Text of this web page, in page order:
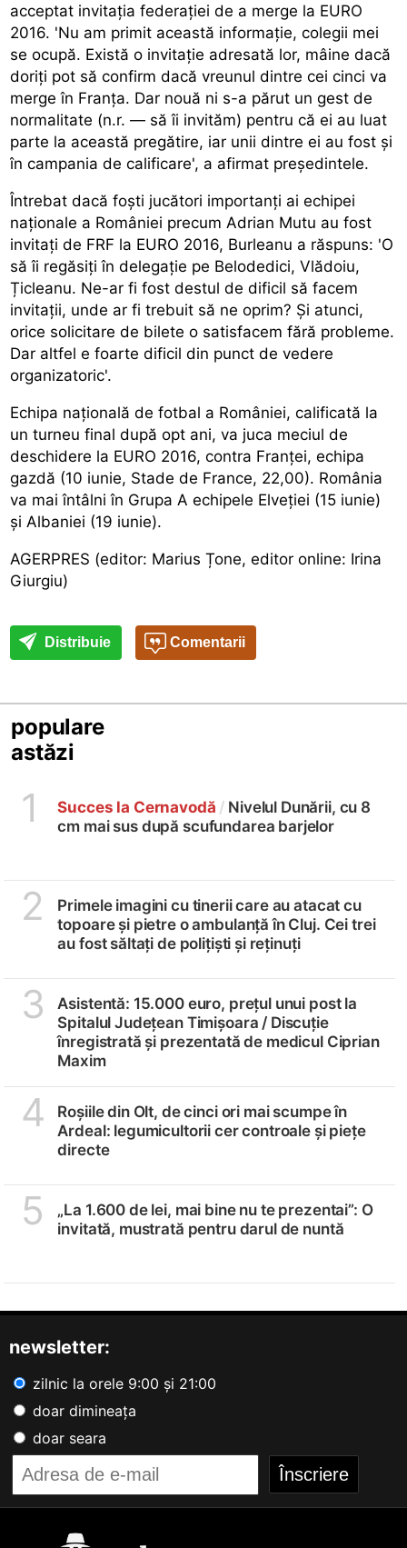
acceptat invitația federației de a merge la EURO
2016. 'Nu am primit această informație, colegii mei
se ocupă. Există o invitație adresată lor, mâine dacă
doriți pot să confirm dacă vreunul dintre cei cinci va
merge în Franța. Dar nouă ni s-a părut un gest de
normalitate (n.r. — să îi invităm) pentru că ei au luat
parte la această pregătire, iar unii dintre ei au fost și
în campania de calificare', a afirmat președintele.
Întrebat dacă foști jucători importanți ai echipei
naționale a României precum Adrian Mutu au fost
invitați de FRF la EURO 2016, Burleanu a răspuns: 'O
să îi regăsiți în delegație pe Belodedici, Vlădoiu,
Țicleanu. Ne-ar fi fost destul de dificil să facem
invitații, unde ar fi trebuit să ne oprim? Și atunci,
orice solicitare de bilete o satisfacem fără probleme.
Dar altfel e foarte dificil din punct de vedere
organizatoric'.
Echipa națională de fotbal a României, calificată la
un turneu final după opt ani, va juca meciul de
deschidere la EURO 2016, contra Franței, echipa
gazdă (10 iunie, Stade de France, 22,00). România
va mai întâlni în Grupa A echipele Elveției (15 iunie)
și Albaniei (19 iunie).
AGERPRES (editor: Marius Țone, editor online: Irina
Giurgiu)
Distribuie Comentarii
populare
astăzi
1 Succes la Cernavodă / Nivelul Dunării, cu 8
cm mai sus după scufundarea barjelor
2
Primele imagini cu tinerii care au atacat cu
topoare și pietre o ambulanță în Cluj. Cei trei
au fost săltați de polițiști și reținuți
3
Asistentă: 15.000 euro, prețul unui post la
Spitalul Județean Timișoara / Discuție
înregistrată și prezentată de medicul Ciprian
Maxim
4
Roșiile din Olt, de cinci ori mai scumpe în
Ardeal: legumicultorii cer controale și piețe
directe
5
„La 1.600 de lei, mai bine nu te prezentai”: O
invitată, mustrată pentru darul de nuntă
newsletter:
zilnic la orele 9:00 și 21:00
doar dimineața
doar seara